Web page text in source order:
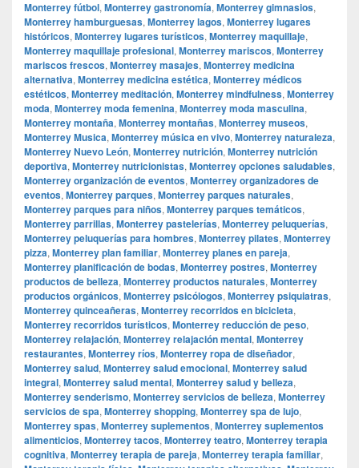
Monterrey fútbol, Monterrey gastronomía, Monterrey gimnasios,
Monterrey hamburguesas, Monterrey lagos, Monterrey lugares
históricos, Monterrey lugares turísticos, Monterrey maquillaje,
Monterrey maquillaje profesional, Monterrey mariscos, Monterrey
mariscos frescos, Monterrey masajes, Monterrey medicina
alternativa, Monterrey medicina estética, Monterrey médicos
estéticos, Monterrey meditación, Monterrey mindfulness, Monterrey
moda, Monterrey moda femenina, Monterrey moda masculina,
Monterrey montaña, Monterrey montañas, Monterrey museos,
Monterrey Musica, Monterrey música en vivo, Monterrey naturaleza,
Monterrey Nuevo León, Monterrey nutrición, Monterrey nutrición
deportiva, Monterrey nutricionistas, Monterrey opciones saludables,
Monterrey organización de eventos, Monterrey organizadores de
eventos, Monterrey parques, Monterrey parques naturales,
Monterrey parques para niños, Monterrey parques temáticos,
Monterrey parrillas, Monterrey pastelerías, Monterrey peluquerías,
Monterrey peluquerías para hombres, Monterrey pilates, Monterrey
pizza, Monterrey plan familiar, Monterrey planes en pareja,
Monterrey planificación de bodas, Monterrey postres, Monterrey
productos de belleza, Monterrey productos naturales, Monterrey
productos orgánicos, Monterrey psicólogos, Monterrey psiquiatras,
Monterrey quinceañeras, Monterrey recorridos en bicicleta,
Monterrey recorridos turísticos, Monterrey reducción de peso,
Monterrey relajación, Monterrey relajación mental, Monterrey
restaurantes, Monterrey ríos, Monterrey ropa de diseñador,
Monterrey salud, Monterrey salud emocional, Monterrey salud
integral, Monterrey salud mental, Monterrey salud y belleza,
Monterrey senderismo, Monterrey servicios de belleza, Monterrey
servicios de spa, Monterrey shopping, Monterrey spa de lujo,
Monterrey spas, Monterrey suplementos, Monterrey suplementos
alimenticios, Monterrey tacos, Monterrey teatro, Monterrey terapia
cognitiva, Monterrey terapia de pareja, Monterrey terapia familiar,